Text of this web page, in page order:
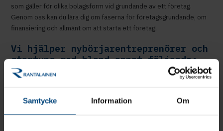
Samtycke Information Om
som gäller för olika bolagsform vid grundande av ett företag.
Genom oss kan du lära dig om faserna för företagsgrundande, om
finansiering och allmänt om att starta ett företag.
Vi hjälper nybörjarentreprenörer och
startups med bland annat följande:
Affärsplanering och budgetering
Startbidragsapplikationer
Aktieägaravtal